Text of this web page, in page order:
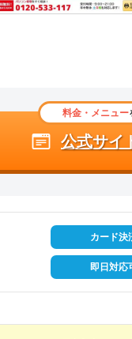
料金・メニュー
公式サイ
カード決
即日対応